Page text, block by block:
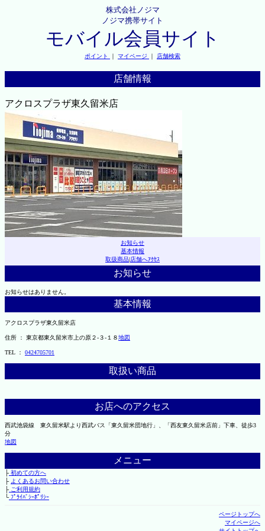
株式会社ノジマ
ノジマ携帯サイト
モバイル会員サイト
ポイント ｜ マイページ ｜ 店舗検索
店舗情報
アクロスプラザ東久留米店
お知らせ
基本情報
取扱商品|店舗へｱｸｾｽ
お知らせ
お知らせはありません。
基本情報
アクロスプラザ東久留米店
住所 ： 東京都東久留米市上の原２-３-１８地図
TEL ： 0424705701
取扱い商品
お店へのアクセス
西武池袋線 東久留米駅より西武バス「東久留米団地行」、「西友東久留米店前」下車、徒歩3
分
地図
メニュー
├初めての方へ
├ よくあるお問い合わせ
├ご利用規約
└ﾌﾟﾗｲﾊﾞｼｰﾎﾟﾘｼｰ
ページトップへ
マイページへ